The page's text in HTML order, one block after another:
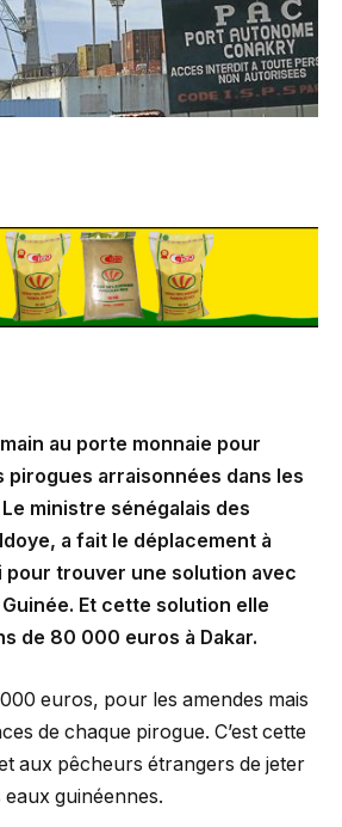
au porte monnaie pour
pirogues arraisonnées dans les
ministre sénégalais des
a fait le déplacement à
pour trouver une solution avec
Et cette solution elle
de 80 000 euros à Dakar.
euros, pour les amendes mais
de chaque pirogue. C’est cette
aux pêcheurs étrangers de jeter
guinéennes.